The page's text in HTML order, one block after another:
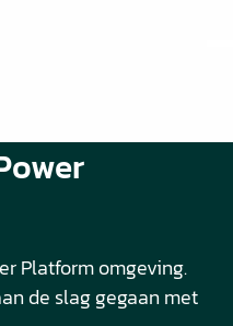
Platform omgeving.
de slag gegaan met